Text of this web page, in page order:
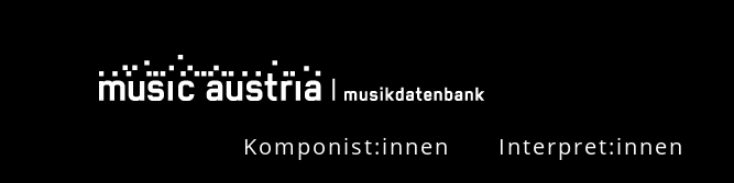
Komponist:innen Interpret:innen